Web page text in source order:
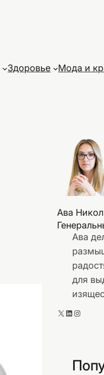
Здоровье Мода и
Ава
Ава
для
X LinkedIn Instagram